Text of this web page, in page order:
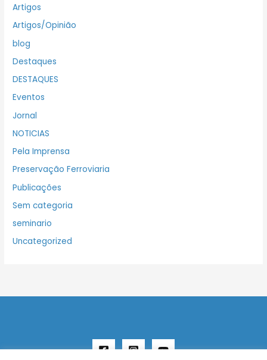
Artigos
Artigos/Opinião
blog
Destaques
DESTAQUES
Eventos
Jornal
NOTICIAS
Pela Imprensa
Preservação Ferroviaria
Publicações
Sem categoria
seminario
Uncategorized